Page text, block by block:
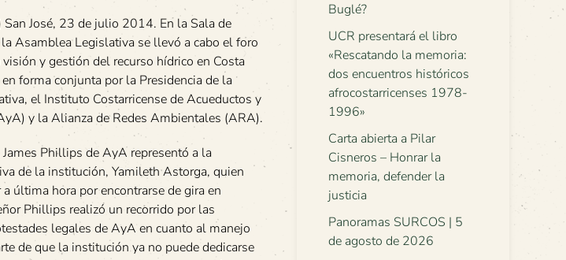
José, 23 de julio 2014. En la Sala de
Asamblea Legislativa se llevó a cabo el foro
visión y gestión del recurso hídrico en Costa
en forma conjunta por la Presidencia de la
el Instituto Costarricense de Acueductos y
y la Alianza de Redes Ambientales (ARA).
James Phillips de AyA representó a la
de la institución, Yamileth Astorga, quien
última hora por encontrarse de gira en
Phillips realizó un recorrido por las
legales de AyA en cuanto al manejo
de que la institución ya no puede dedicarse
Buglé?
UCR presentará el libro
«Rescatando la memoria:
dos encuentros históricos
afrocostarricenses 1978-
1996»
Carta abierta a Pilar
Cisneros – Honrar la
memoria, defender la
justicia
Panoramas SURCOS | 5
de agosto de 2026